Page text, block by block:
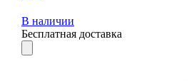
В наличии
Бесплатная доставка